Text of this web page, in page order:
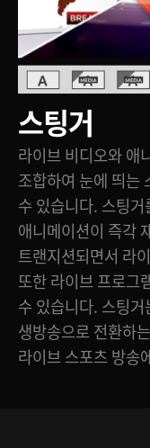
스팅거
라이브 비디오와 애
조합하여 눈에 띄는
수 있습니다. 스팅
애니메이션이 즉각
트랜지션되면서 라
또한 라이브 프로그
수 있습니다. 스팅
생방송으로 전환하
라이브 스포츠 방송